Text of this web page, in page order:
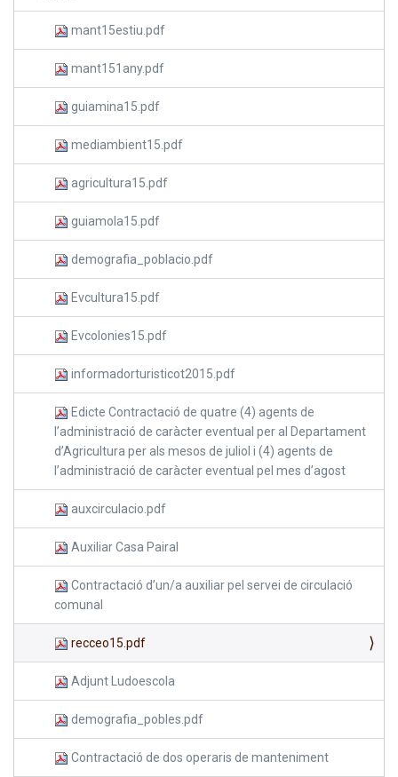
mant15estiu.pdf
mant151any.pdf
guiamina15.pdf
mediambient15.pdf
agricultura15.pdf
guiamola15.pdf
demografia_poblacio.pdf
Evcultura15.pdf
Evcolonies15.pdf
informadorturisticot2015.pdf
Edicte Contractació de quatre (4) agents de
l’administració de caràcter eventual per al Departament
d’Agricultura per als mesos de juliol i (4) agents de
l’administració de caràcter eventual pel mes d’agost
auxcirculacio.pdf
Auxiliar Casa Pairal
Contractació d’un/a auxiliar pel servei de circulació
comunal
recceo15.pdf
Adjunt Ludoescola
demografia_pobles.pdf
Contractació de dos operaris de manteniment